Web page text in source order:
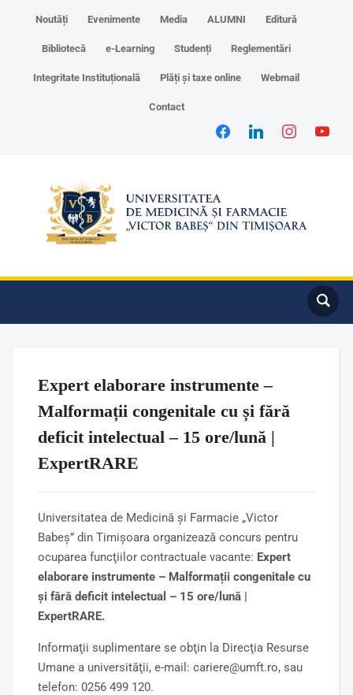
Noutăți Evenimente Media ALUMNI Editură
Bibliotecă e-Learning Studenți Reglementări
Integritate Instituțională Plăți și taxe online Webmail
Contact
Expert elaborare instrumente –
Malformații congenitale cu și fără
deficit intelectual – 15 ore/lună |
ExpertRARE
Universitatea de Medicină şi Farmacie „Victor
Babeş” din Timişoara organizează concurs pentru
ocuparea funcţiilor contractuale vacante: Expert
elaborare instrumente – Malformații congenitale cu
și fără deficit intelectual – 15 ore/lună |
ExpertRARE.
Informaţii suplimentare se obţin la Direcţia Resurse
Umane a universităţii, e-mail: cariere@umft.ro, sau
telefon: 0256 499 120.